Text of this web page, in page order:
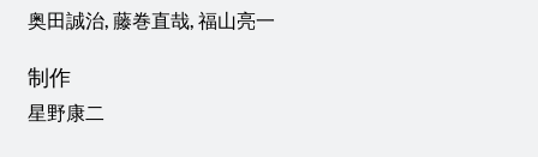
奥田誠治, 藤巻直哉, 福山亮一
制作
星野康二